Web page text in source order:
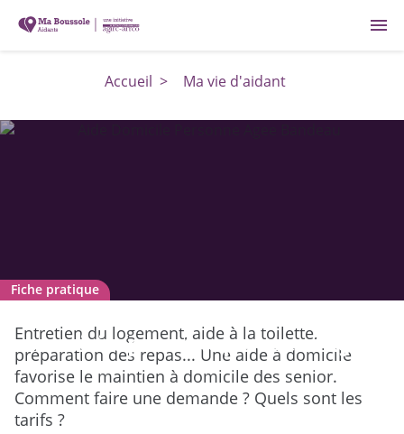
menu
Accueil > Ma vie d'aidant
domicile pour une personne âgée
Fiche pratique
Entretien du logement, aide à la toilette,
préparation des repas... Une aide à domicile
favorise le maintien à domicile des senior.
Comment faire une demande ? Quels sont les
tarifs ?